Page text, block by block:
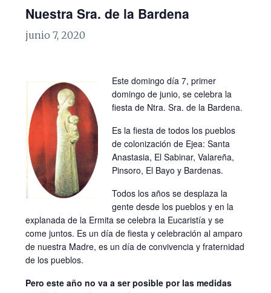
Nuestra Sra. de la Bardena
junio 7, 2020
Este domingo día 7, primer
domingo de junio, se celebra la
fiesta de Ntra. Sra. de la Bardena.
Es la fiesta de todos los pueblos
de colonización de Ejea: Santa
Anastasia, El Sabinar, Valareña,
Pinsoro, El Bayo y Bardenas.
Todos los años se desplaza la
gente desde los pueblos y en la
explanada de la Ermita se celebra la Eucaristía y se
come juntos. Es un día de fiesta y celebración al amparo
de nuestra Madre, es un día de convivencia y fraternidad
de los pueblos.
Pero este año no va a ser posible por las medidas